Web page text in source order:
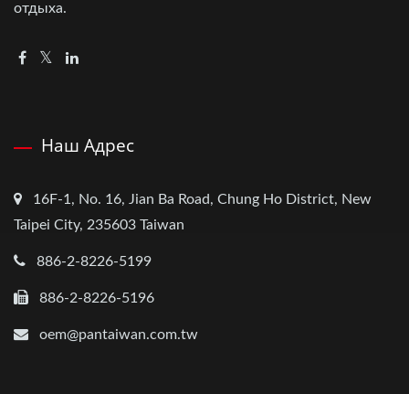
отдыха.
Наш Адрес
16F-1, No. 16, Jian Ba Road, Chung Ho District, New
Taipei City, 235603 Taiwan
886-2-8226-5199
886-2-8226-5196
oem@pantaiwan.com.tw